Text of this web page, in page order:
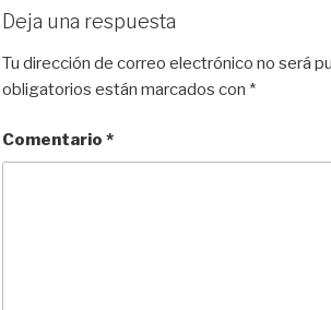
Deja una respuesta
Tu dirección de correo electrónico no será
obligatorios están marcados con *
Comentario *